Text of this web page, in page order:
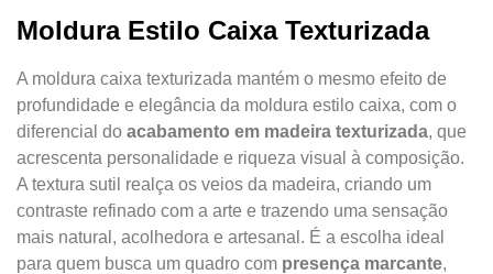
Moldura Estilo Caixa Texturizada
A moldura caixa texturizada mantém o mesmo efeito de
profundidade e elegância da moldura estilo caixa, com o
diferencial do acabamento em madeira texturizada, que
acrescenta personalidade e riqueza visual à composição.
A textura sutil realça os veios da madeira, criando um
contraste refinado com a arte e trazendo uma sensação
mais natural, acolhedora e artesanal. É a escolha ideal
para quem busca um quadro com presença marcante,